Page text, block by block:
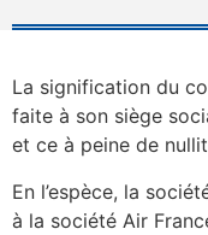
La signification du
faite à son siège
et ce à peine de
En l’espèce, la
à la société Air